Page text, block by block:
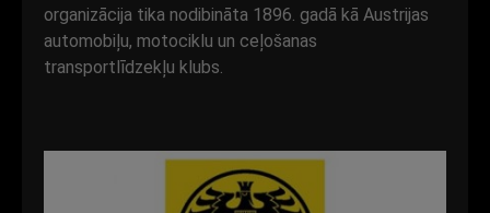
organizācija tika nodibināta 1896. gadā kā Austrijas
automobiļu, motociklu un ceļošanas
transportlīdzekļu klubs.